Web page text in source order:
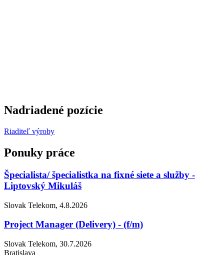
Nadriadené pozície
Riaditeľ výroby
Ponuky práce
Špecialista/ špecialistka na fixné siete a služby -
Liptovský Mikuláš
Slovak Telekom, 4.8.2026
Project Manager (Delivery) - (f/m)
Slovak Telekom, 30.7.2026
Bratislava